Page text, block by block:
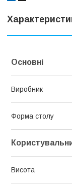
Основні
Виробник
Форма столу
Висота